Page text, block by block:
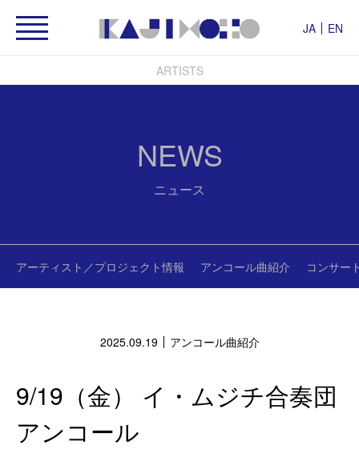
JA EN
ARTISTS
NEWS
ニュース
アーティスト／プロジェクト情報 アンコール曲紹介 コンサー
2025.09.19 アンコール曲紹介
9/19（金） イ・ムジチ合奏団
アンコール